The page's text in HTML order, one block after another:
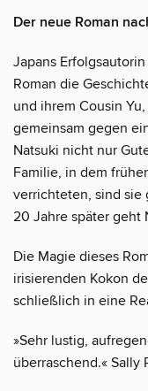
Der neue Roman
Japans
Roman die
und ihrem Cousin
gemeinsam gegen
Natsuki nicht nur
Familie, in dem
verrichteten, sind sie
20 Jahre später geht
Die Magie dieses
irisierenden Kokon
schließlich in eine
»Sehr lustig,
überraschend.« Sally